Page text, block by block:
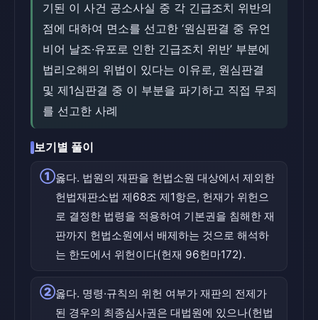
기된 이 사건 공소사실 중 각 긴급조치 위반의
점에 대하여 면소를 선고한 ‘원심판결 중 유언
비어 날조·유포로 인한 긴급조치 위반’ 부분에
법리오해의 위법이 있다는 이유로, 원심판결
및 제1심판결 중 이 부분을 파기하고 직접 무죄
를 선고한 사례
보기별 풀이
①옳다. 법원의 재판을 헌법소원 대상에서 제외한
헌법재판소법 제68조 제1항은, 헌재가 위헌으
로 결정한 법령을 적용하여 기본권을 침해한 재
판까지 헌법소원에서 배제하는 것으로 해석하
는 한도에서 위헌이다(헌재 96헌마172).
②옳다. 명령·규칙의 위헌 여부가 재판의 전제가
된 경우의 최종심사권은 대법원에 있으나(헌법